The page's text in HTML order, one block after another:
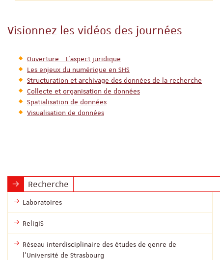
Visionnez les vidéos des journées
Ouverture - L’aspect juridique
Les enjeux du numérique en SHS
Structuration et archivage des données de la recherche
Collecte et organisation de données
Spatialisation de données
Visualisation de données
Recherche
Laboratoires
ReligiS
Réseau interdisciplinaire des études de genre de
l’Université de Strasbourg